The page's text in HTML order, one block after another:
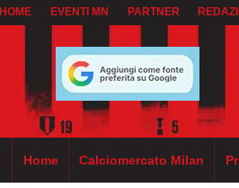
HOME EVENTI MN PARTNER
Home Calciomercato Milan